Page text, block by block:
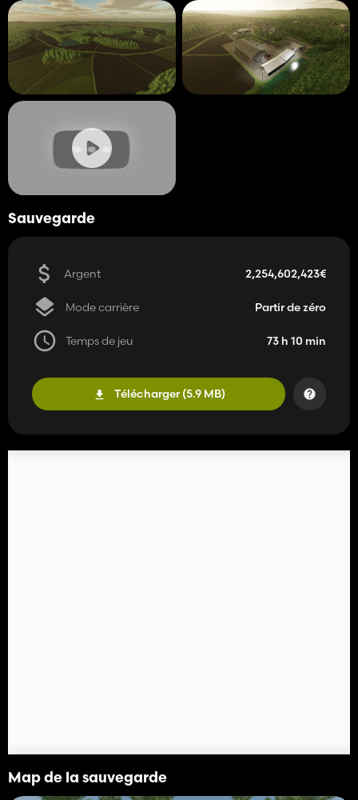
Lien pour télécharger les mods nécessaire :
https://mega.nz/folder/YX1TyZIJ
Clé de déchiffrement du pack : q5-IA9QDUMcOfdtvjPLt0g
Sauvegarde
2,254,602,423€
Argent
Partir de zéro
Mode carrière
73 h 10 min
Temps de jeu
Télécharger (5.9 MB)
Map de la sauvegarde